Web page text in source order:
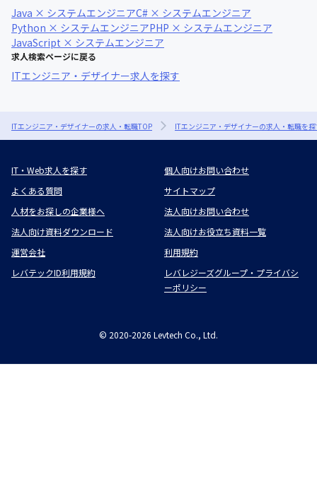
Java × システムエンジニアC# × システムエンジニア
Python × システムエンジニアPHP × システムエンジニア
JavaScript × システムエンジニア
求人検索ページに戻る
ITエンジニア・デザイナー求人を探す
ITエンジニア・デザイナーの求人・転職TOP ITエンジニア・デザイナーの求人・転職を
IT・Web求人を探す
個人向けお問い合わせ
よくある質問
サイトマップ
人材をお探しの企業様へ
法人向けお問い合わせ
法人向け資料ダウンロード
法人向けお役立ち資料一覧
運営会社
利用規約
レバテックID利用規約
レバレジーズグループ・プライバシ
ーポリシー
© 2020-2026 Levtech Co., Ltd.